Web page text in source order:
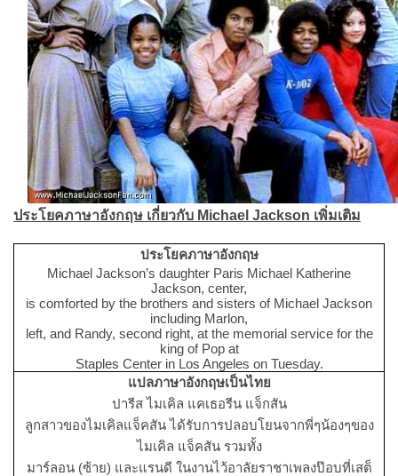
ประโยคภาษาอังกฤษ เกี่ยวกับ Michael Jackson เพิ่มเติม
ประโยคภาษาอังกฤษ
Michael Jackson’s daughter Paris Michael Katherine
Jackson, center,
is comforted by the brothers and sisters of Michael Jackson
including Marlon,
left, and Randy, second right, at the memorial service for the
king of Pop at
Staples Center in Los Angeles on Tuesday.
แปลภาษาอังกฤษเป็นไทย
ปารีส ไมเคิล แคเธอรีน แจ็กสัน
ลูกสาวของไมเคิลแจ็คสัน ได้รับการปลอบโยนจากพี่ๆน้องๆของ
ไมเคิล แจ็คสัน รวมทั้ง
มาร์ลอน (ซ้าย) และแรนดี ในงานไว้อาลัยราชาเพลงป๊อบที่เสต็